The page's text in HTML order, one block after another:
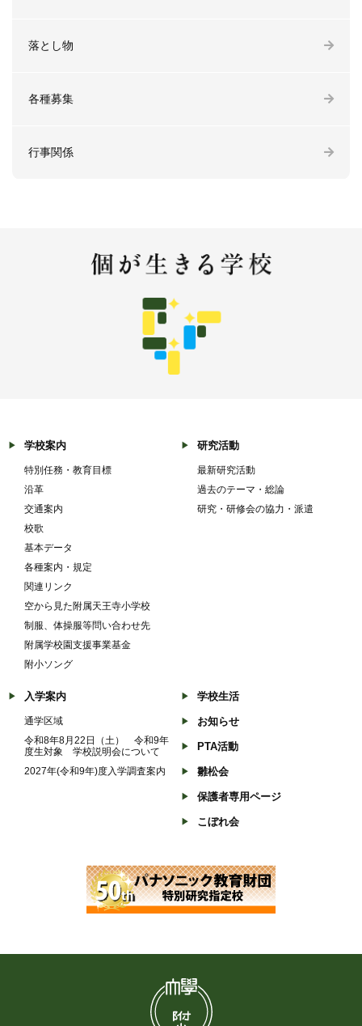
落とし物
各種募集
行事関係
学校案内
特別任務・教育目標
沿革
交通案内
校歌
基本データ
各種案内・規定
関連リンク
空から見た附属天王寺小学校
制服、体操服等問い合わせ先
附属学校園支援事業基金
附小ソング
研究活動
最新研究活動
過去のテーマ・総論
研究・研修会の協力・派遣
入学案内
通学区域
令和8年8月22日（土） 令和9年
度生対象 学校説明会について
2027年(令和9年)度入学調査案内
学校生活
お知らせ
PTA活動
雛松会
保護者専用ページ
こぼれ会